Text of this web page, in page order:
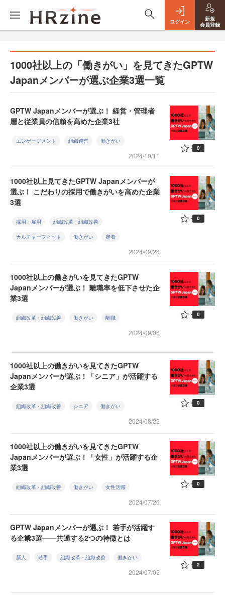
ログイン
新規
会員登録
1000社以上の「働きがい」を見てきたGPTW
Japanメンバーが選ぶ企業3選一覧
GPTW Japanメンバーが選ぶ！ 経営・管理者
層と従業員の信頼を高めた企業3社
エンゲージメント 組織運営 働きがい
2024/10/11
0
1000社以上見てきたGPTW Japanメンバーが
選ぶ！ こだわりの採用で働きがいを高めた企業
3選
採用・雇用 組織改革・組織改善
カルチャーフィット 働きがい 定着
2024/09/26
0
1000社以上の働きがいを見てきたGPTW
Japanメンバーが選ぶ！ 離職率を低下させた企
業3選
組織改革・組織改善 働きがい 離職
2024/09/06
0
1000社以上の働きがいを見てきたGPTW
Japanメンバーが選ぶ！「シニア」が活躍する
企業3選
組織改革・組織改善 シニア 働きがい
2024/08/22
0
1000社以上の働きがいを見てきたGPTW
Japanメンバーが選ぶ！「女性」が活躍する企
業3選
組織改革・組織改善 働きがい 女性活躍
2024/07/26
0
GPTW Japanメンバーが選ぶ！ 若手が活躍す
る企業3選——共通する2つの特徴とは
新人 若手 組織改革・組織改善 働きがい
2024/07/05
2